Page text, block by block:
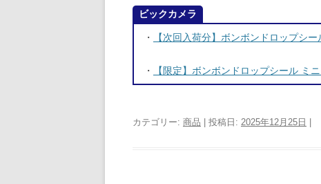
ビックカメラ
・ 【次回入荷分】ボンボンドロップシー
・ 【限定】ボンボンドロップシール ミ
カテゴリー: 商品 | 投稿日: 2025年12月25日